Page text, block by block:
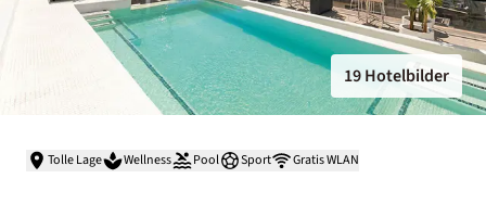
19 Hotelbilder
Tolle Lage Wellness Pool Sport Gratis WLAN